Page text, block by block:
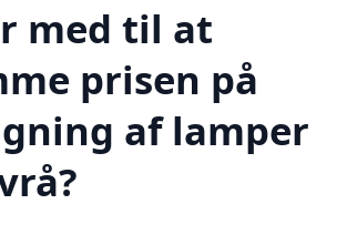
med til at
prisen på
af lamper